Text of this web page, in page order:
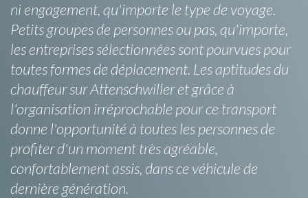
ni engagement, qu'importe le type de voyage.
Petits groupes de personnes ou pas, qu'importe,
les entreprises sélectionnées sont pourvues pour
toutes formes de déplacement. Les aptitudes du
chauffeur sur Attenschwiller et grâce à
l'organisation irréprochable pour ce transport
donne l'opportunité à toutes les personnes de
profiter d'un moment très agréable,
confortablement assis, dans ce véhicule de
dernière génération.